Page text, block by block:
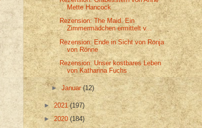
Mette Hancock
Rezension: The Maid. Ein
Zimmermädchen ermittelt v...
Rezension: Ende in Sicht von Ronja
von Rönne
Rezension: Unser kostbares Leben
von Katharina Fuchs
►Januar(12)
►2021(197)
►2020(184)